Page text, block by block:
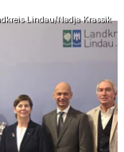
Lindau/Nadja Krassik